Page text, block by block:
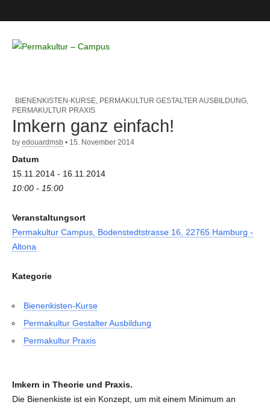
– Campus
BIENENKISTEN-KURSE PERMAKULTUR GESTALTER AUSBILDUNG
PERMAKULTUR PRAXIS
Imkern ganz einfach!
by edouardmsb • 15. November 2014
Datum
15.11.2014 - 16.11.2014
10:00 - 15:00
Veranstaltungsort
Permakultur Campus, Bodenstedtstrasse 16, 22765 Hamburg -
Altona
Kategorie
Bienenkisten-Kurse
Permakultur Gestalter Ausbildung
Permakultur Praxis
Imkern in Theorie und Praxis.
Die Bienenkiste ist ein Konzept, um mit einem Minimum an